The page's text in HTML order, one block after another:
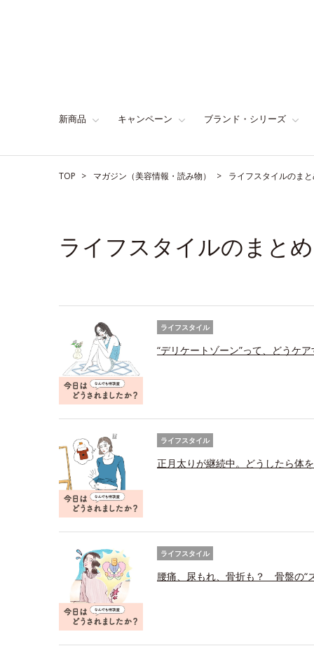
新商品 キャンペーン ブランド・シリーズ
TOP マガジン（美容情報・読み物） ライフスタイルのま
ライフスタイルのまとめ
ライフスタイル
“デリケートゾーン”って、どうケ
ライフスタイル
正月太りが継続中。どうしたら体
ライフスタイル
腰痛、尿もれ、骨折も？ 骨盤の“